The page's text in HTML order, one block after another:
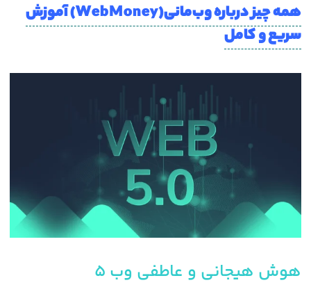
همه‌ چیز درباره وب‌مانی(WebMoney) آموزش
سریع و کامل
هوش هیجانی و عاطفی وب 5